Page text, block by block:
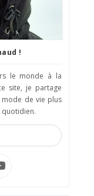
!
le monde à la
site, je partage
de vie plus